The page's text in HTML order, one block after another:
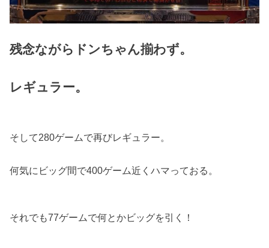
残念ながらドンちゃん揃わず。
レギュラー。
そして280ゲームで再びレギュラー。
何気にビッグ間で400ゲーム近くハマっておる。
それでも77ゲームで何とかビッグを引く！